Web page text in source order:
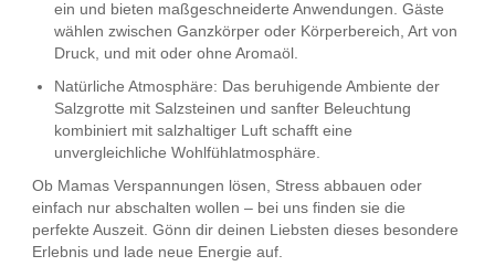
ein und bieten maßgeschneiderte Anwendungen. ​ Gäste
wählen zwischen Ganzkörper oder Körperbereich, Art von
Druck, und mit oder ohne Aromaöl.
Natürliche Atmosphäre: Das beruhigende Ambiente der
Salzgrotte mit Salzsteinen und sanfter Beleuchtung
kombiniert mit salzhaltiger Luft schafft eine
unvergleichliche Wohlfühlatmosphäre.
Ob Mamas Verspannungen lösen, Stress abbauen oder
einfach nur abschalten wollen – bei uns finden sie die
perfekte Auszeit. Gönn dir deinen Liebsten dieses besondere
Erlebnis und lade neue Energie auf.